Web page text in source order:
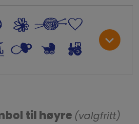
+ WU
S R M
til høyre (valgfritt)